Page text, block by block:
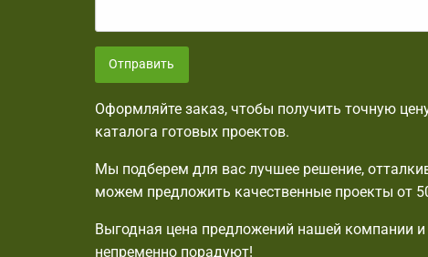
Отправить
Оформляйте заказ, чтобы получить точную
каталога готовых проектов.
Мы подберем для вас лучшее решение,
можем предложить качественные проекты от
Выгодная цена предложений нашей компании
непременно порадуют!